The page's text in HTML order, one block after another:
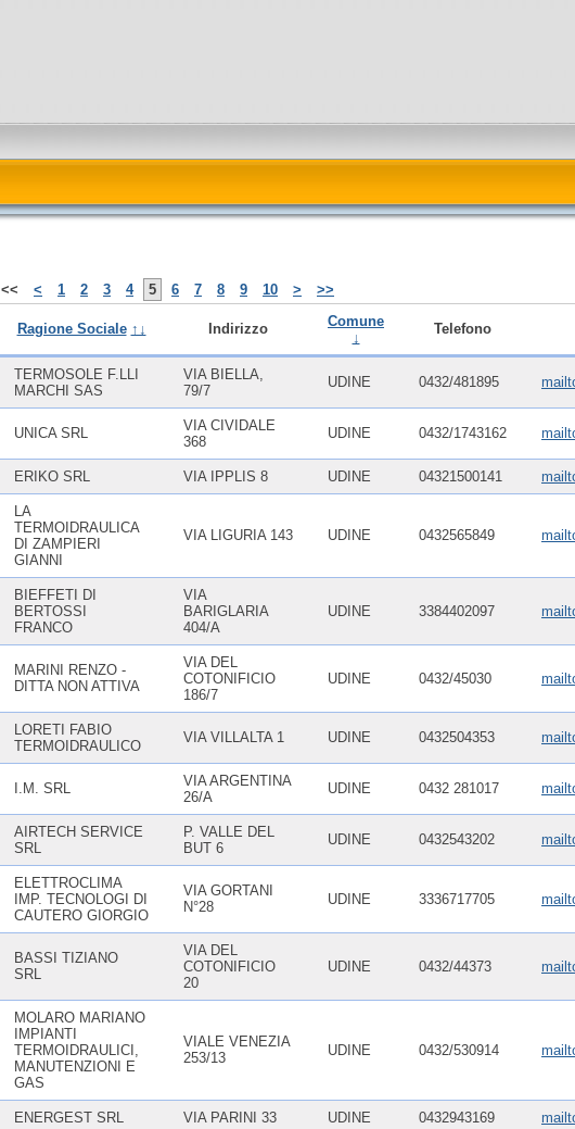
<< < 1 2 3 4 5 6 7 8 9 10 > >>
Ragione Sociale ↑↓ Indirizzo
Comune
↓
Telefono
TERMOSOLE F.LLI
MARCHI SAS
VIA BIELLA,
79/7
UDINE 0432/481895
UNICA SRL
VIA CIVIDALE
368
UDINE 0432/1743162
ERIKO SRL VIA IPPLIS 8 UDINE 04321500141
LA
TERMOIDRAULICA
DI ZAMPIERI
GIANNI
VIA LIGURIA 143 UDINE 0432565849
BIEFFETI DI
BERTOSSI
FRANCO
VIA
BARIGLARIA
404/A
UDINE 3384402097
MARINI RENZO -
DITTA NON ATTIVA
VIA DEL
COTONIFICIO
186/7
UDINE 0432/45030
LORETI FABIO
TERMOIDRAULICO
VIA VILLALTA 1 UDINE 0432504353
I.M. SRL
VIA ARGENTINA
26/A
UDINE 0432 281017
AIRTECH SERVICE
SRL
P. VALLE DEL
BUT 6
UDINE 0432543202
ELETTROCLIMA
IMP. TECNOLOGI DI
CAUTERO GIORGIO
VIA GORTANI
N°28
UDINE 3336717705
BASSI TIZIANO
SRL
VIA DEL
COTONIFICIO
20
UDINE 0432/44373
MOLARO MARIANO
IMPIANTI
TERMOIDRAULICI,
MANUTENZIONI E
GAS
VIALE VENEZIA
253/13
UDINE 0432/530914
ENERGEST SRL VIA PARINI 33 UDINE 0432943169